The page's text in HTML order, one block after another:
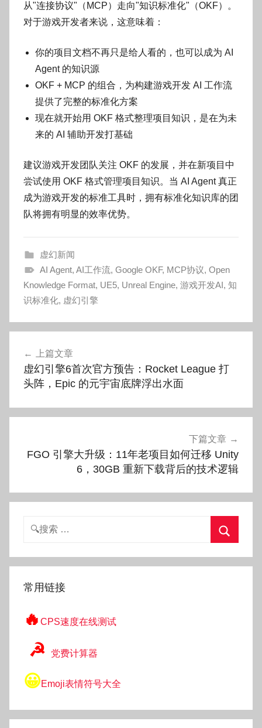
从"连接协议"（MCP）走向"知识标准化"（OKF）。
对于游戏开发者来说，这意味着：
你的项目文档不再只是给人看的，也可以成为 AI
Agent 的知识源
OKF + MCP 的组合，为构建游戏开发 AI 工作流
提供了完整的标准化方案
现在就开始用 OKF 格式整理项目知识，是在为未
来的 AI 辅助开发打基础
建议游戏开发团队关注 OKF 的发展，并在新项目中
尝试使用 OKF 格式管理项目知识。当 AI Agent 真正
成为游戏开发的标准工具时，拥有标准化知识库的团
队将拥有明显的效率优势。
虚幻新闻
AI Agent, AI工作流, Google OKF, MCP协议, Open
Knowledge Format, UE5, Unreal Engine, 游戏开发AI, 知
识标准化, 虚幻引擎
航
上篇文章
虚幻引擎6首次官方预告：Rocket League 打
头阵，Epic 的元宇宙底牌浮出水面
下篇文章
FGO 引擎大升级：11年老项目如何迁移 Unity
6，30GB 重新下载背后的技术逻辑
搜
索
常用链接
🔥 CPS速度在线测试
☭ 党费计算器
😀Emoji表情符号大全